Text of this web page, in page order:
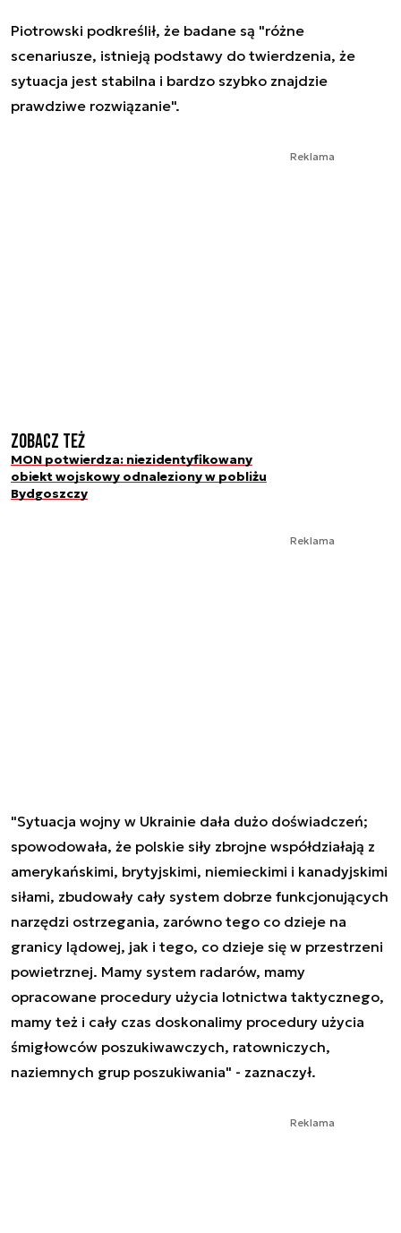
Piotrowski podkreślił, że badane są "różne
scenariusze, istnieją podstawy do twierdzenia, że
sytuacja jest stabilna i bardzo szybko znajdzie
prawdziwe rozwiązanie".
Reklama
Zobacz też
MON potwierdza: niezidentyfikowany
obiekt wojskowy odnaleziony w pobliżu
Bydgoszczy
Reklama
"Sytuacja wojny w Ukrainie dała dużo doświadczeń;
spowodowała, że polskie siły zbrojne współdziałają z
amerykańskimi, brytyjskimi, niemieckimi i kanadyjskimi
siłami, zbudowały cały system dobrze funkcjonujących
narzędzi ostrzegania, zarówno tego co dzieje na
granicy lądowej, jak i tego, co dzieje się w przestrzeni
powietrznej. Mamy system radarów, mamy
opracowane procedury użycia lotnictwa taktycznego,
mamy też i cały czas doskonalimy procedury użycia
śmigłowców poszukiwawczych, ratowniczych,
naziemnych grup poszukiwania" - zaznaczył.
Reklama